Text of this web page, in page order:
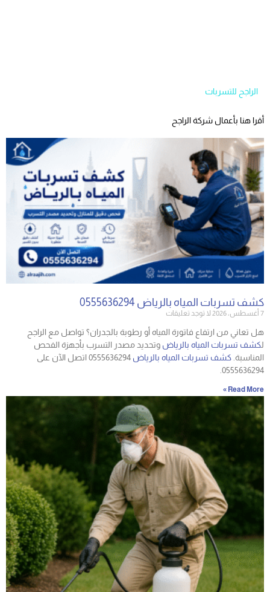
الراجح للتسربات
أقرا هنا بأعمال شركة الراجح
كشف تسربات المياه بالرياض 0555636294
لا توجد تعليقات
هل تعاني من ارتفاع فاتورة المياه أو رطوبة بالجدران؟ تواصل مع الراجح
كشف تسربات المياه بالرياضوتحديد مصدر التسرب بأجهزة الفحص
المناسبة.كشف تسربات المياه بالرياض
0555636294 اتصل الآن على
0555636294.
Read More »